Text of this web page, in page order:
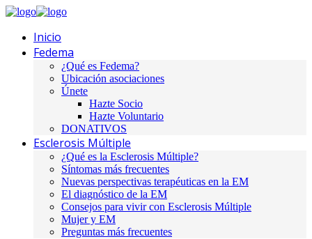
Inicio
Fedema
¿Qué es Fedema?
Ubicación asociaciones
Únete
Hazte Socio
Hazte Voluntario
DONATIVOS
Esclerosis Múltiple
¿Qué es la Esclerosis Múltiple?
Síntomas más frecuentes
Nuevas perspectivas terapéuticas en la EM
El diagnóstico de la EM
Consejos para vivir con Esclerosis Múltiple
Mujer y EM
Preguntas más frecuentes